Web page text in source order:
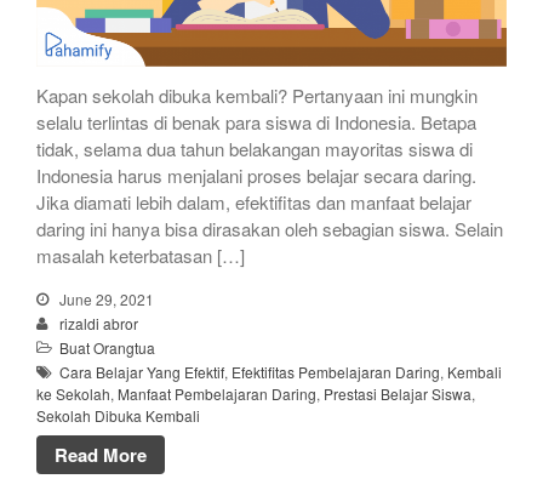
Kapan sekolah dibuka kembali? Pertanyaan ini mungkin
selalu terlintas di benak para siswa di Indonesia. Betapa
tidak, selama dua tahun belakangan mayoritas siswa di
Indonesia harus menjalani proses belajar secara daring.
Jika diamati lebih dalam, efektifitas dan manfaat belajar
daring ini hanya bisa dirasakan oleh sebagian siswa. Selain
masalah keterbatasan […]
June 29, 2021
rizaldi abror
Buat Orangtua
Cara Belajar Yang Efektif, Efektifitas Pembelajaran Daring, Kembali
ke Sekolah, Manfaat Pembelajaran Daring, Prestasi Belajar Siswa,
Sekolah Dibuka Kembali
Read More